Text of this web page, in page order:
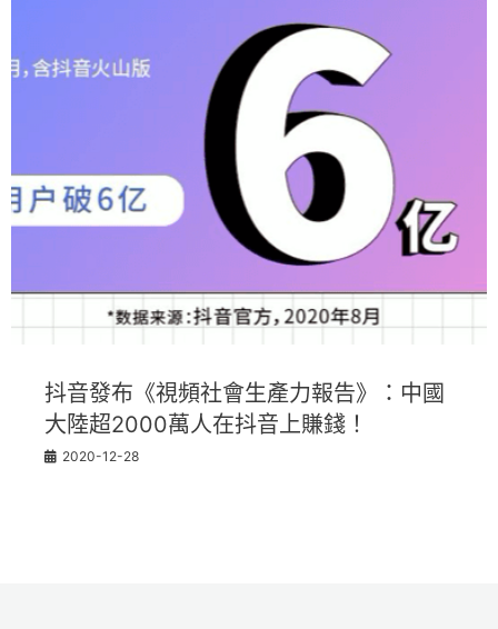
抖音發布《視頻社會生產力報告》：中國
大陸超2000萬人在抖音上賺錢！
2020-12-28